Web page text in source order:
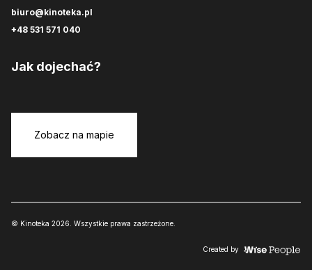
biuro@kinoteka.pl
+48 531 571 040
Jak dojechać?
Zobacz na mapie
© Kinoteka 2026. Wszystkie prawa zastrzeżone.
Created by